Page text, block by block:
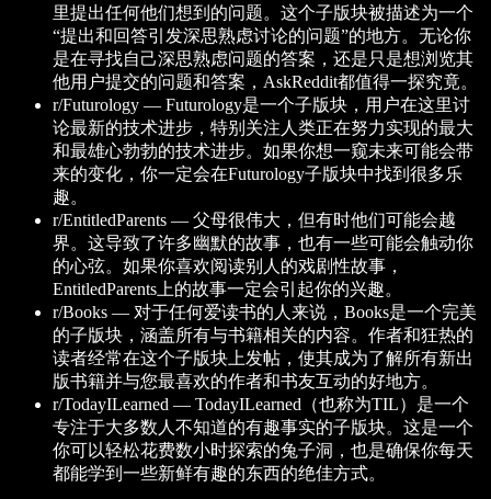
里提出任何他们想到的问题。这个子版块被描述为一个
“提出和回答引发深思熟虑讨论的问题”的地方。无论你
是在寻找自己深思熟虑问题的答案，还是只是想浏览其
他用户提交的问题和答案，AskReddit都值得一探究竟。
r/Futurology — Futurology是一个子版块，用户在这里讨
论最新的技术进步，特别关注人类正在努力实现的最大
和最雄心勃勃的技术进步。如果你想一窥未来可能会带
来的变化，你一定会在Futurology子版块中找到很多乐
趣。
r/EntitledParents — 父母很伟大，但有时他们可能会越
界。这导致了许多幽默的故事，也有一些可能会触动你
的心弦。如果你喜欢阅读别人的戏剧性故事，
EntitledParents上的故事一定会引起你的兴趣。
r/Books — 对于任何爱读书的人来说，Books是一个完美
的子版块，涵盖所有与书籍相关的内容。作者和狂热的
读者经常在这个子版块上发帖，使其成为了解所有新出
版书籍并与您最喜欢的作者和书友互动的好地方。
r/TodayILearned — TodayILearned（也称为TIL）是一个
专注于大多数人不知道的有趣事实的子版块。这是一个
你可以轻松花费数小时探索的兔子洞，也是确保你每天
都能学到一些新鲜有趣的东西的绝佳方式。